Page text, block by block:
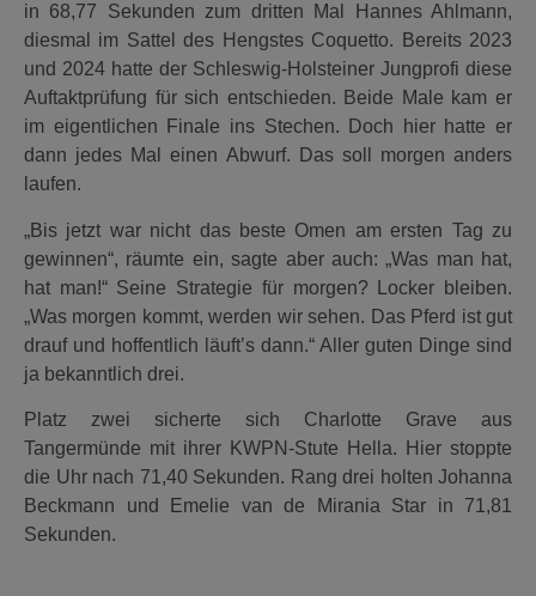
in 68,77 Sekunden zum dritten Mal Hannes Ahlmann,
diesmal im Sattel des Hengstes Coquetto. Bereits 2023
und 2024 hatte der Schleswig-Holsteiner Jungprofi diese
Auftaktprüfung für sich entschieden. Beide Male kam er
im eigentlichen Finale ins Stechen. Doch hier hatte er
dann jedes Mal einen Abwurf. Das soll morgen anders
laufen.
„Bis jetzt war nicht das beste Omen am ersten Tag zu
gewinnen“, räumte ein, sagte aber auch: „Was man hat,
hat man!“ Seine Strategie für morgen? Locker bleiben.
„Was morgen kommt, werden wir sehen. Das Pferd ist gut
drauf und hoffentlich läuft’s dann.“ Aller guten Dinge sind
ja bekanntlich drei.
Platz zwei sicherte sich Charlotte Grave aus
Tangermünde mit ihrer KWPN-Stute Hella. Hier stoppte
die Uhr nach 71,40 Sekunden. Rang drei holten Johanna
Beckmann und Emelie van de Mirania Star in 71,81
Sekunden.